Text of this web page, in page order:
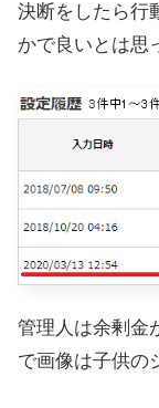
決断をしたら行
かで良いとは思
管理人は余剰金
で画像は子供の